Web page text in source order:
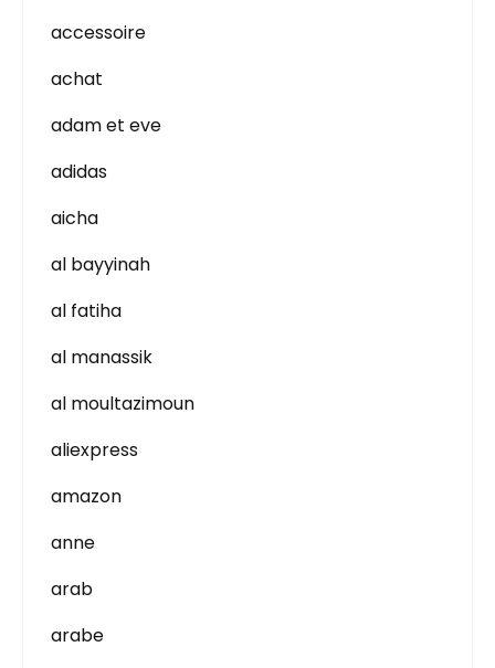
accessoire
achat
adam et eve
adidas
aicha
al bayyinah
al fatiha
al manassik
al moultazimoun
aliexpress
amazon
anne
arab
arabe